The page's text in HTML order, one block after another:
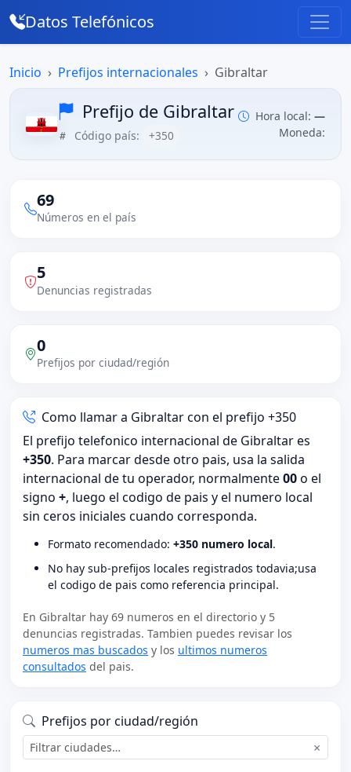
Datos Telefónicos
Inicio Prefijos internacionales Gibraltar
Prefijo de Gibraltar
Código país: +350
Hora local: —
Moneda:
69
Números en el país
5
Denuncias registradas
0
Prefijos por ciudad/región
Como llamar a Gibraltar con el prefijo +350
El prefijo telefonico internacional de Gibraltar es
+350. Para marcar desde otro pais, usa la salida
internacional de tu operador, normalmente00o el
signo +, luego el codigo de pais y el numero local
sin ceros iniciales cuando corresponda.
Formato recomendado: +350 numero local.
No hay sub-prefijos locales registrados todavia;usa
el codigo de pais como referencia principal.
En Gibraltar hay 69 numeros en el directorio y 5
denuncias registradas. Tambien puedes revisar los
numeros mas buscados y los ultimos numeros
consultados del pais.
Prefijos por ciudad/región
×